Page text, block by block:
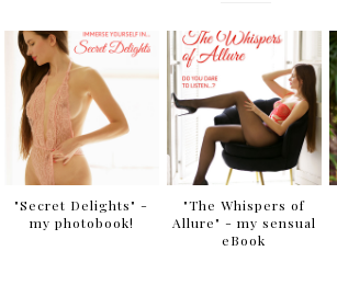
"Secret Delights" -
my photobook!
"The Whispers of
Allure" - my sensual
eBook